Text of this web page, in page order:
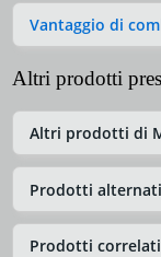
Vantaggio di
Altri prodotti
Altri prodotti di
Prodotti
Prodotti